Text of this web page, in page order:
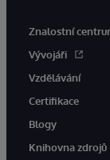
Znalostní
Vývojáři
Vzdělávání
Certifikace
Blogy
Knihovna zdrojů